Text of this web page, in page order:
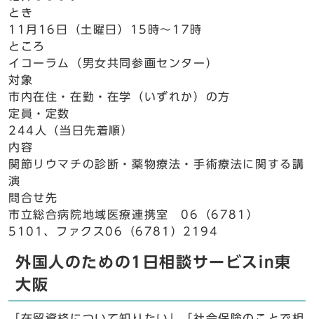
とき
11月16日（土曜日）15時～17時
ところ
イコーラム（男女共同参画センター）
対象
市内在住・在勤・在学（いずれか）の方
定員・定数
244人（当日先着順）
内容
関節リウマチの診断・薬物療法・手術療法に関する講
演
問合せ先
市立総合病院地域医療連携室 06（6781）
5101、ファクス06（6781）2194
外国人のための1日相談サービスin東
大阪